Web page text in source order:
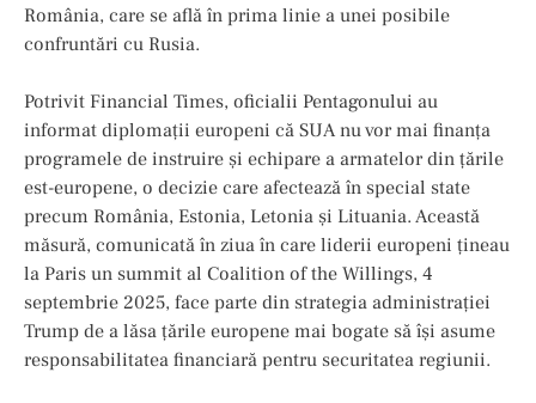
România, care se află în prima linie a unei posibile
confruntări cu Rusia.
Potrivit Financial Times, oficialii Pentagonului au
informat diplomații europeni că SUA nu vor mai finanța
programele de instruire și echipare a armatelor din țările
est-europene, o decizie care afectează în special state
precum România, Estonia, Letonia și Lituania. Această
măsură, comunicată în ziua în care liderii europeni ţineau
la Paris un summit al Coalition of the Willings, 4
septembrie 2025, face parte din strategia administrației
Trump de a lăsa țările europene mai bogate să își asume
responsabilitatea financiară pentru securitatea regiunii.